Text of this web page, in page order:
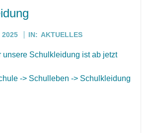
2025 IN: AKTUELLES
unsere Schulkleidung ist ab jetzt
-> Schulleben -> Schulkleidung